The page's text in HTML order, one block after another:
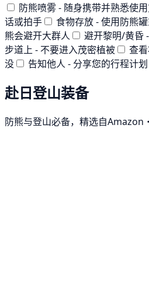
防熊喷雾 - 随身携带并熟悉使
话或拍手
食物存放 - 使用防熊
熊会避开大群人
避开黎明/黄昏
步道上 - 不要进入茂密植被
查
没
告知他人 - 分享您的行程计划
赴日登山装备
防熊与登山必备，精选自Amazon